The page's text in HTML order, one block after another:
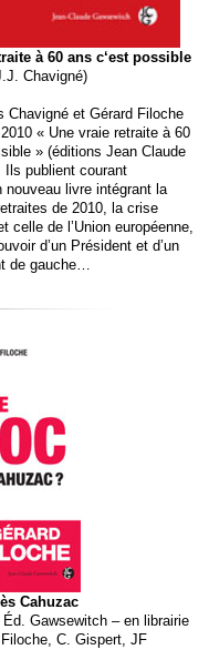
à 60 ans c‘est possible
Chavigné)
Chavigné et Gérard Filoche
« Une vraie retraite à 60
» (éditions Jean Claude
Ils publient courant
nouveau livre intégrant la
de 2010, la crise
celle de l’Union européenne,
d’un Président et d’un
de gauche…
Cahuzac
Gawsewitch – en librairie
C. Gispert, JF